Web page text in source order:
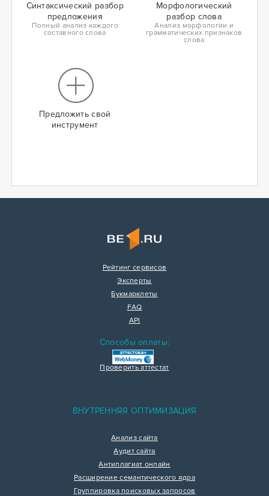
Синтаксический разбор
предложения
Полный анализ каждого
составного слова
Морфологический
разбор слова
Анализ морфологии и
грамматических признаков
слова
Предложить свой
инструмент
Рейтинг сервисов
Эксперты
Букмарклеты
FAQ
API
Способы оплаты:
Проверить аттестат
ВНУТРЕННЯЯ ОПТИМИЗАЦИЯ
Анализ сайта
Аудит сайта
Антиплагиат онлайн
Расширение семантического ядра
Группировка поисковых запросов